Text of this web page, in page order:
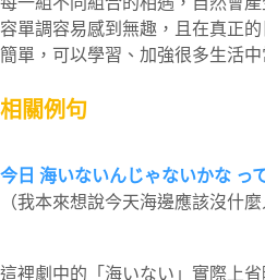
容單調容易感到無趣，且在真正
簡單，可以學習、加強很多生活
相關例句
今日 海いないんじゃないかな っ
（我本來想說今天海邊應該沒什麼
這裡劇中的「海いない」實際上